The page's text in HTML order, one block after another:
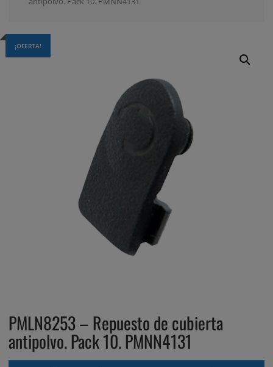
¡OFERTA!
PMLN8253 – Repuesto de cubierta
antipolvo. Pack 10. PMNN4131